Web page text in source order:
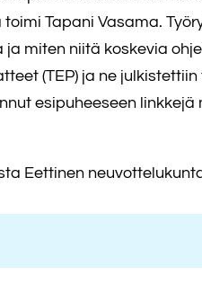
Tapani Vasama.
miten niitä koskevia
(TEP) ja ne
esipuheeseen
Eettinen